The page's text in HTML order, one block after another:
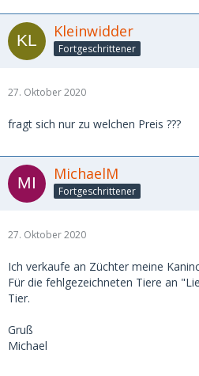
Kleinwidder
Fortgeschrittener
27. Oktober 2020
fragt sich nur zu welchen Preis ???
MichaelM
Fortgeschrittener
27. Oktober 2020
Ich verkaufe an Züchter meine
Für die fehlgezeichneten Tiere an
Tier.
Gruß
Michael